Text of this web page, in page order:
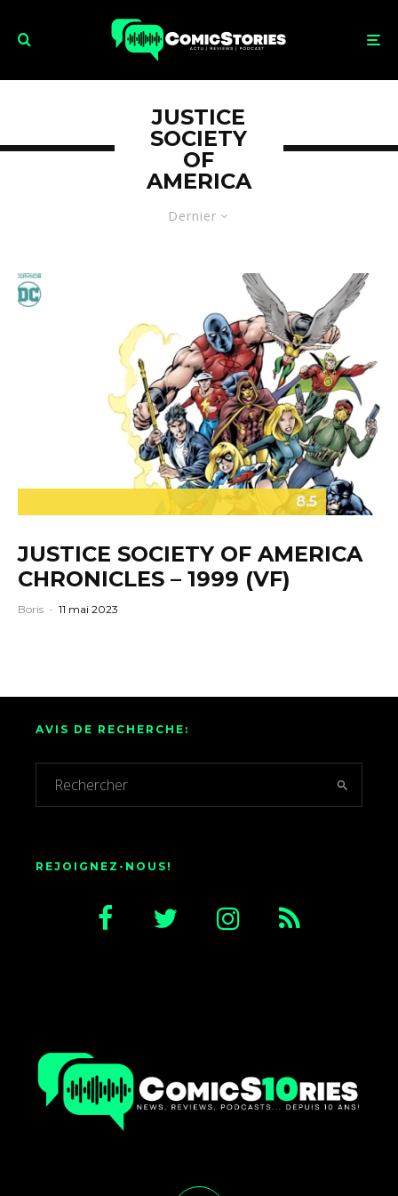
Dernier
JUSTICE
SOCIETY
OF
AMERICA
8.5
JUSTICE SOCIETY OF AMERICA
CHRONICLES – 1999 (VF)
Boris · 11 mai 2023
AVIS DE RECHERCHE:
REJOIGNEZ-NOUS!